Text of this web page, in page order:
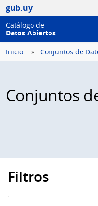
gub.uy
Catálogo de
Datos Abiertos
Inicio Conjuntos de
Conjuntos
Filtros